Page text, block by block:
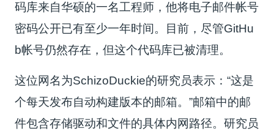
码库来自华硕的一名工程师，他将电子邮件帐号
密码公开已有至少一年时间。目前，尽管GitHu
b帐号仍然存在，但这个代码库已被清理。
这位网名为SchizoDuckie的研究员表示：“这是
个每天发布自动构建版本的邮箱。”邮箱中的邮
件包含存储驱动和文件的具体内网路径。研究员